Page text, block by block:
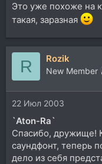
Это уже похоже на
такая, заразная
R Rozik
New Member
22 Июл 2003
`Aton-Ra`
Спасибо, дружище!
саундфонт, теперь
дело из себя